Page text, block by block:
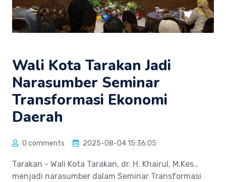
Wali Kota Tarakan Jadi
Narasumber Seminar
Transformasi Ekonomi
Daerah
0 comments 2025-08-04 15:36:05
Tarakan - Wali Kota Tarakan, dr. H. Khairul, M.Kes.,
menjadi narasumber dalam Seminar Transformasi